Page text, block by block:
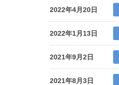
2022年4月20日
2022年1月13日
2021年9月2日
2021年8月3日